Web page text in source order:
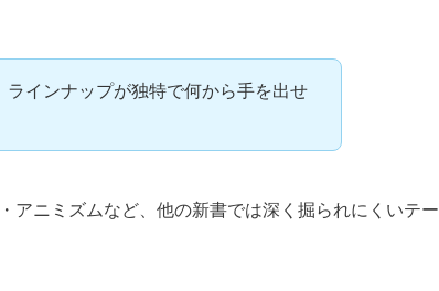
インナップが独特で何から手を出せ
アニミズムなど、他の新書では深く掘られにくいテー